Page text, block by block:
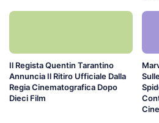
Il Regista Quentin Tarantino
Annuncia Il Ritiro Ufficiale Dalla
Regia Cinematografica Dopo
Dieci Film